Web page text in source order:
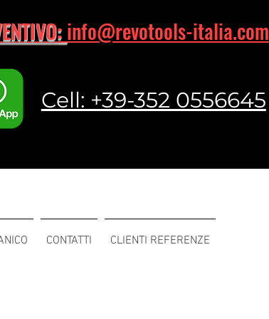
info@revotools-italia.com
Cell: +39-352 0556645
CONTATTI CLIENTI REFERENZE